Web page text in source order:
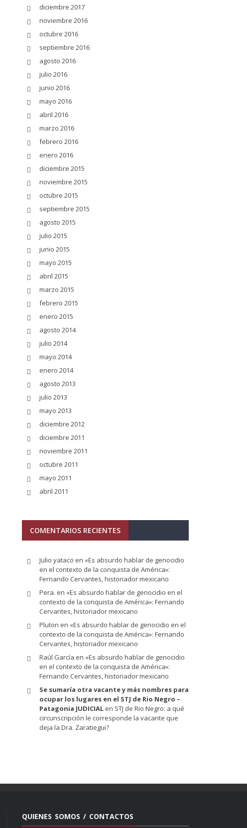
diciembre 2017
noviembre 2016
octubre 2016
septiembre 2016
agosto 2016
julio 2016
junio 2016
mayo 2016
abril 2016
marzo 2016
febrero 2016
enero 2016
diciembre 2015
noviembre 2015
octubre 2015
septiembre 2015
agosto 2015
julio 2015
junio 2015
mayo 2015
abril 2015
marzo 2015
febrero 2015
enero 2015
agosto 2014
julio 2014
mayo 2014
enero 2014
agosto 2013
julio 2013
mayo 2013
diciembre 2012
diciembre 2011
noviembre 2011
octubre 2011
mayo 2011
abril 2011
COMENTARIOS RECIENTES
Julio yataco en «Es absurdo hablar de genocidio
en el contexto de la conquista de América»:
Fernando Cervantes, historiador mexicano
Pera. en «Es absurdo hablar de genocidio en el
contexto de la conquista de América»: Fernando
Cervantes, historiador mexicano
Pluton en «Es absurdo hablar de genocidio en el
contexto de la conquista de América»: Fernando
Cervantes, historiador mexicano
Raúl García en «Es absurdo hablar de genocidio
en el contexto de la conquista de América»:
Fernando Cervantes, historiador mexicano
Se sumaría otra vacante y más nombres para
ocupar los lugares en el STJ de Rio Negro –
Patagonia JUDICIAL en STJ de Rio Negro: a qué
circunscripción le corresponde la vacante que
deja la Dra. Zaratiegui?
QUIENES SOMOS / CONTACTOS